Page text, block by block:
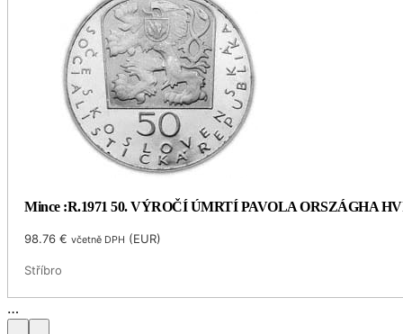
Mince :R.1971 50. VÝROČÍ ÚMRTÍ PAVOLA ORSZÁGHA
98.76€ včetně DPH (EUR)
Stříbro